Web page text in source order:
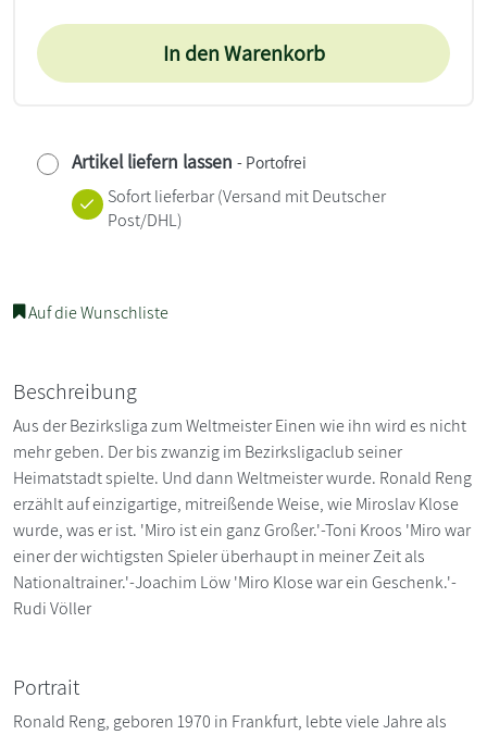
In den Warenkorb
Artikel liefern lassen - Portofrei
Sofort lieferbar(Versand mit Deutscher
Post/DHL)
Auf die Wunschliste
Beschreibung
Aus der Bezirksliga zum Weltmeister Einen wie ihn wird es nicht
mehr geben. Der bis zwanzig im Bezirksligaclub seiner
Heimatstadt spielte. Und dann Weltmeister wurde. Ronald Reng
erzählt auf einzigartige, mitreißende Weise, wie Miroslav Klose
wurde, was er ist. 'Miro ist ein ganz Großer.'-Toni Kroos 'Miro war
einer der wichtigsten Spieler überhaupt in meiner Zeit als
Nationaltrainer.'-Joachim Löw 'Miro Klose war ein Geschenk.'-
Rudi Völler
Portrait
Ronald Reng, geboren 1970 in Frankfurt, lebte viele Jahre als